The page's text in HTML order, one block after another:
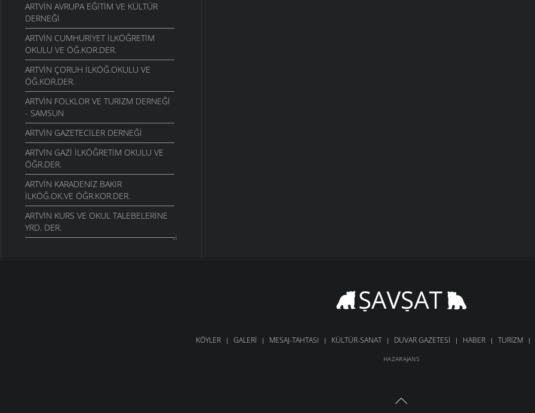
ARTVIN AVRUPA EĞITIM VE KÜLTÜR
DERNEĞI
ARTVIN CUMHURIYET İLKÖĞRETIM
OKULU VE ÖĞ.KOR.DER.
ARTVIN ÇORUH ILKÖĞ.OKULU VE
ÖĞ.KOR.DER.
ARTVIN FOLKLOR VE TURIZM DERNEĞI
- SAMSUN
ARTVIN GAZETECILER DERNEĞI
ARTVIN GAZI İLKÖĞRETIM OKULU VE
ÖĞR.DER.
ARTVIN KARADENIZ BAKIR
İLKÖĞ.OK.VE ÖĞR.KOR.DER.
ARTVIN KURS VE OKUL TALEBELERINE
YRD. DER.
DERNEĞI ARTVIN
KÖYLER GALERI MESAJ-TAHTASI KÜLTÜR-SANAT DUVAR GAZETESI HABER TURIZM
HAZARAJANS